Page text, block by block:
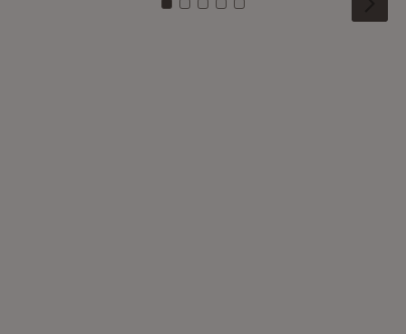
Zu Kachel: 0
Zu Kachel: 1
Zu Kachel: 2
Zu Kachel: 3
Zu Kachel: 4